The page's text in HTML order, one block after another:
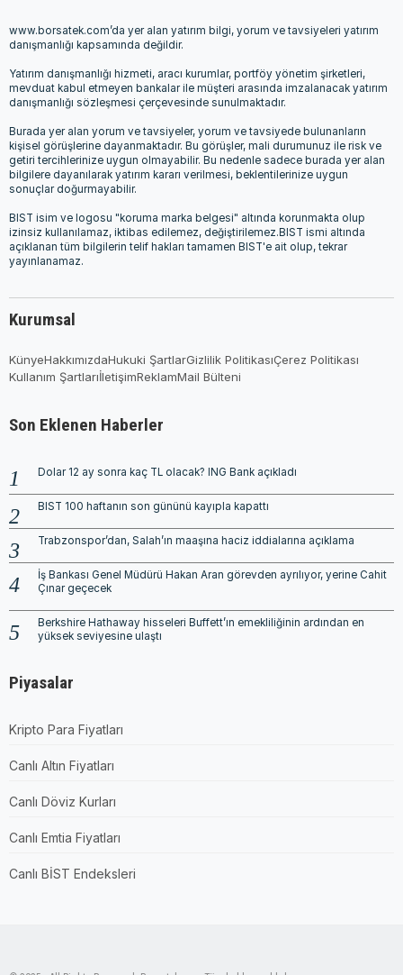
www.borsatek.com’da yer alan yatırım bilgi, yorum ve tavsiyeleri yatırım
danışmanlığı kapsamında değildir.
Yatırım danışmanlığı hizmeti, aracı kurumlar, portföy yönetim şirketleri,
mevduat kabul etmeyen bankalar ile müşteri arasında imzalanacak yatırım
danışmanlığı sözleşmesi çerçevesinde sunulmaktadır.
Burada yer alan yorum ve tavsiyeler, yorum ve tavsiyede bulunanların
kişisel görüşlerine dayanmaktadır. Bu görüşler, mali durumunuz ile risk ve
getiri tercihlerinize uygun olmayabilir. Bu nedenle sadece burada yer alan
bilgilere dayanılarak yatırım kararı verilmesi, beklentilerinize uygun
sonuçlar doğurmayabilir.
BIST isim ve logosu "koruma marka belgesi" altında korunmakta olup
izinsiz kullanılamaz, iktibas edilemez, değiştirilemez.BIST ismi altında
açıklanan tüm bilgilerin telif hakları tamamen BIST'e ait olup, tekrar
yayınlanamaz.
Kurumsal
KünyeHakkımızdaHukuki ŞartlarGizlilik PolitikasıÇerez Politikası
Kullanım ŞartlarıİletişimReklamMail Bülteni
Son Eklenen Haberler
Dolar 12 ay sonra kaç TL olacak? ING Bank açıkladı
BIST 100 haftanın son gününü kayıpla kapattı
Trabzonspor’dan, Salah’ın maaşına haciz iddialarına açıklama
İş Bankası Genel Müdürü Hakan Aran görevden ayrılıyor, yerine Cahit
Çınar geçecek
Berkshire Hathaway hisseleri Buffett’ın emekliliğinin ardından en
yüksek seviyesine ulaştı
Piyasalar
Kripto Para Fiyatları
Canlı Altın Fiyatları
Canlı Döviz Kurları
Canlı Emtia Fiyatları
Canlı BİST Endeksleri